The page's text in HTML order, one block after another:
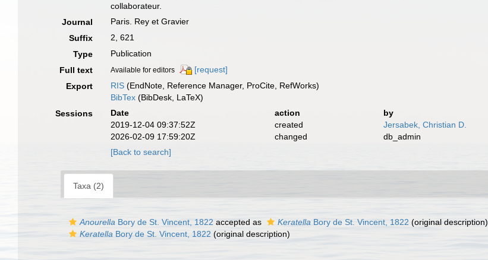
collaborateur.
Journal
Paris. Rey et Gravier
Suffix
2, 621
Type
Publication
Full text
Available for editors
[request]
Export
RIS (EndNote, Reference Manager, ProCite, RefWorks)
BibTex (BibDesk, LaTeX)
Sessions
Date action
by
2019-12-04 09:37:52Z
created
Jersabek, Christian D.
2026-02-09 17:59:20Z
changed
db_admin
[Back to search]
Taxa (2)
Anourella Bory de St. Vincent, 1822 accepted as Keratella Bory de St. Vincent, 1822 (original description)
Keratella Bory de St. Vincent, 1822 (original description)